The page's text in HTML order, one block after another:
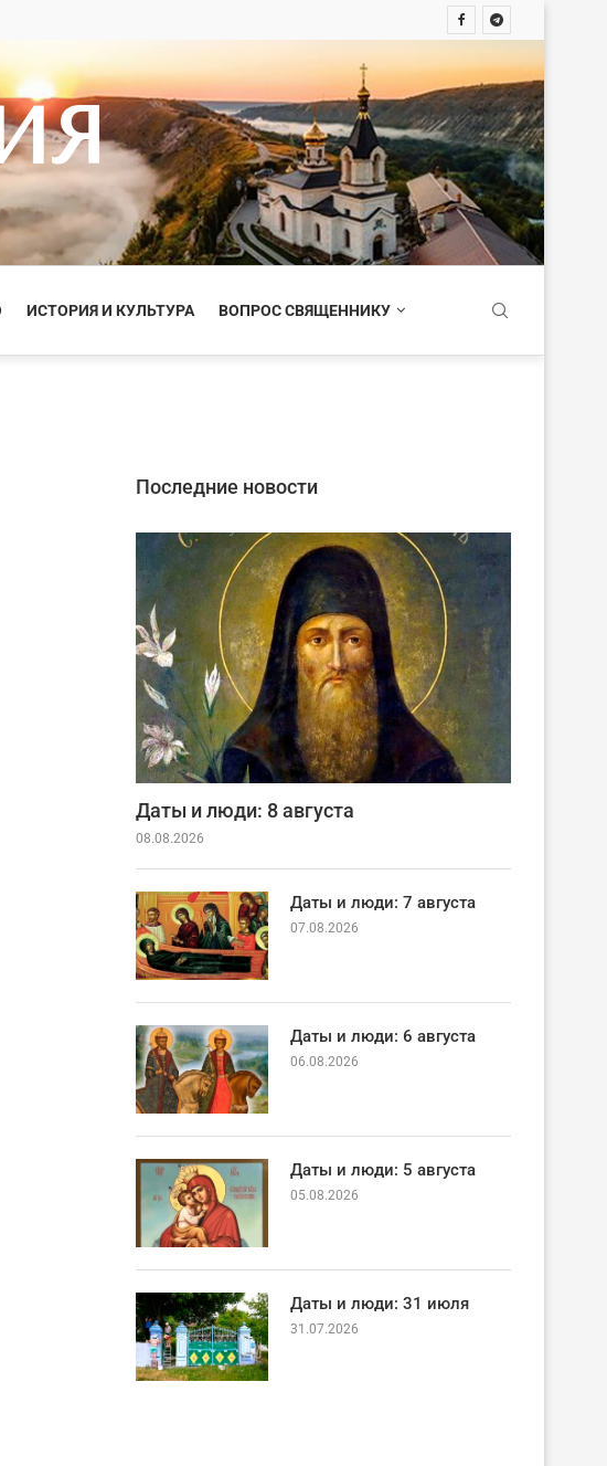
ИСТОРИЯ И КУЛЬТУРА ВОПРОС СВЯЩЕННИКУ
Последние новости
Даты и люди: 8 августа
08.08.2026
Даты и люди: 7 августа
07.08.2026
Даты и люди: 6 августа
06.08.2026
Даты и люди: 5 августа
05.08.2026
Даты и люди: 31 июля
31.07.2026